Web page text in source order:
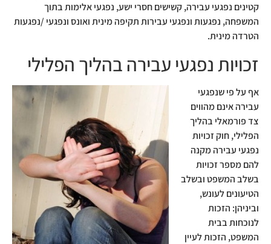
קטינים נפגעי עבירה, קשישים חסרי ישע, נפגעי אלימות בתוך
המשפחה, נפגעות ונפגעי עבירות תקיפה מינית ואונס ונפגעי /נפגעות
הטרדה מינית.
זכויות נפגעי עבירה בהליך הפלילי
אף על פי שנפגעי
עבירה אינם מהווים
צד פורמאלי בהליך
הפלילי, חוק זכויות
נפגעי עבירה מקנה
להם מספר זכויות
בשלב המשפט ובשלב
הטיעונים לעונש,
וביניהן: הזכות
לנוכחות בבית
המשפט, הזכות לעיין